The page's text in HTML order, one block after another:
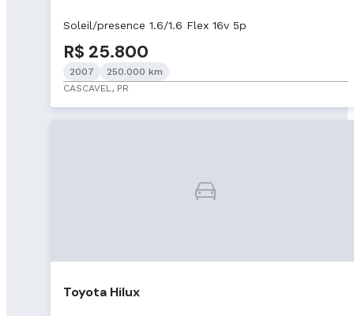
Soleil/presence 1.6/1.6 Flex 16v 5p
R$ 25.800
2007
250.000 km
CASCAVEL, PR
Toyota Hilux